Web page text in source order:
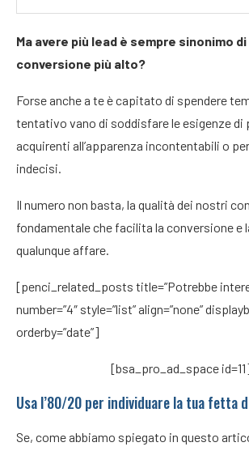
Ma avere più lead è sempre sinonimo
conversione più alto?
Forse anche a te è capitato di spendere
tentativo vano di soddisfare le esigenze di
acquirenti all’apparenza incontentabili o
indecisi.
Il numero non basta, la qualità dei nostri
fondamentale che facilita la conversione e
qualunque affare.
[penci_related_posts title=”Potrebbe
number=”4″ style=”list” align=”none”
orderby=”date”]
[bsa_pro_ad_space
Usa l’80/20 per individuare la tua fetta
Se, come abbiamo spiegato in questo